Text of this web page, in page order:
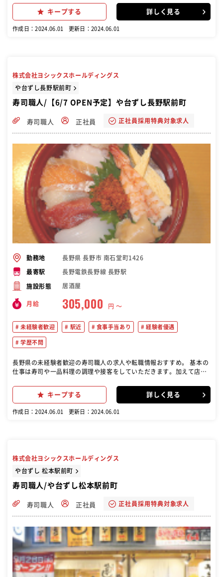
管理、また売上管理、アルバイトの面接・育成、メニュー開発などで
す。いち早く店長を目指して頂くためには店舗マネジメントが重要で
時には主婦やお年寄りの方がご利用されています。こうしたお客様は
来店時間や頻度が決まっているため、予想売上目標も立てやすいで
の獲得から売上を伸ばすことが出来ます。 夜になるにつれて仕事帰り
ずご来店いただいています。
キープする 詳しく見る
作成日：2024.06.01 更新日：2024.06.01
株式会社ヨシックスホールディングス
や台ずし長野駅前町
寿司職人/【6/7 OPEN予定】や台ずし長野駅前町
寿司職人 正社員 正社員採用特典対象求人
勤務地 長野県 長野市 南石堂町1426
最寄駅 長野電鉄長野線 長野駅
施設形態 居酒屋
月給 305,000 円 〜
未経験者歓迎 駅近 食事手当あり 経験者優遇
学歴不問
長野県の未経験者歓迎の寿司職人の求人や転職情報おすすめ。 基本の
仕事は寿司や一品料理の調理や接客をしていただきます。加えて店舗
在庫管理、また売上管理、アルバイトの面接・育成、メニュー開発な
どです。いち早く店長を目指して頂くためには店舗マネジメントが重
寿司を食べ、なおかつ安く済ませたい。そんなお店ってなかなかない
プン時には主婦やお年寄りの方がご利用されています。こうしたお客
様は来店時間や頻度が決まっているため、予想売上目標も立てやすい
様の獲得から売上を伸ばすことが出来ます。 夜になるにつれて仕事帰
わずご来店いただいています。
キープする 詳しく見る
作成日：2024.06.01 更新日：2024.06.01
株式会社ヨシックスホールディングス
や台ずし 松本駅前町
寿司職人/や台ずし松本駅前町
寿司職人 正社員 正社員採用特典対象求人